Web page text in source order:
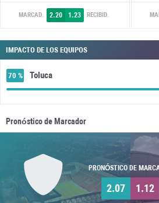
MARCAD. 2.20 1.23 RECIBID.
IMPACTO DE LOS EQUIPOS
70 % Toluca
Pronóstico de Marcador
PRONÓSTICO DE
2.07 1.12